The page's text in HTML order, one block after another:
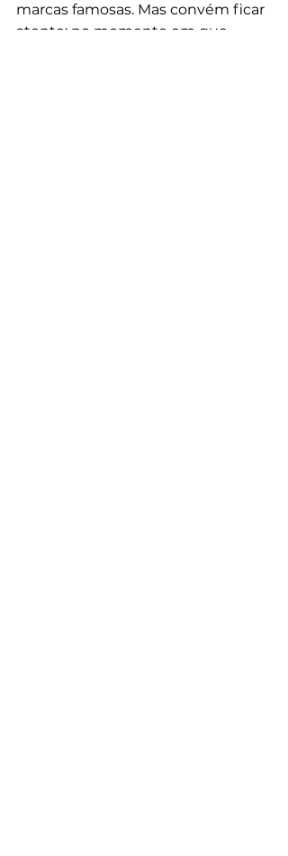
marcas famosas. Mas convém ficar
atento: no momento em que